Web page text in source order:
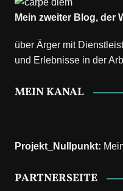
Mein zweiter Blog, der
über Ärger mit
und Erlebnisse in der
MEIN KANAL
Projekt_Nullpunkt:
PARTNERSEITE